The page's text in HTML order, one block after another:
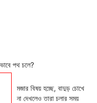
পথ চলে?
মজার বিষয় হচ্ছে, বাদুড় চোখে
না দেখলেও তারা চলার সময়